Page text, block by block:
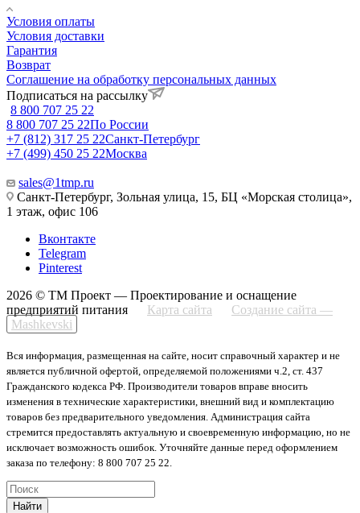
Условия оплаты
Условия доставки
Гарантия
Возврат
Соглашение на обработку персональных данных
Подписаться на рассылку
8 800 707 25 22
8 800 707 25 22По России
+7 (812) 317 25 22Санкт-Петербург
+7 (499) 450 25 22Москва
sales@1tmp.ru
Санкт-Петербург, Зольная улица, 15, БЦ «Морская столица»,
1 этаж, офис 106
Вконтакте
Telegram
Pinterest
2026 © ТМ Проект — Проектирование и оснащение
предприятий питания
Карта сайта
Создание сайта —
Mashkevski
Вся информация, размещенная на сайте, носит справочный характер и не
является публичной офертой, определяемой положениями ч.2, ст. 437
Гражданского кодекса РФ. Производители товаров вправе вносить
изменения в технические характеристики, внешний вид и комплектацию
товаров без предварительного уведомления. Администрация сайта
стремится предоставлять актуальную и своевременную информацию, но не
исключает возможность ошибок. Уточняйте данные перед оформлением
заказа по телефону: 8 800 707 25 22.
Найти